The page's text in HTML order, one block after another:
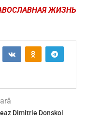
ЖИЗНЬ
Dimitrie Donskoi